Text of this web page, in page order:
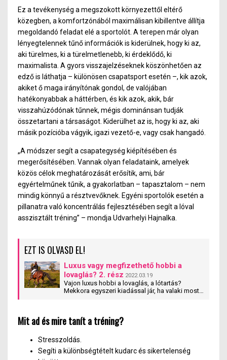
Ez a tevékenység a megszokott környezettől eltérő
közegben, a komfortzónából maximálisan kibillentve állítja
megoldandó feladat elé a sportolót. A terepen már olyan
lényegtelennek tűnő információk is kiderülnek, hogy ki az,
aki türelmes, ki a türelmetlenebb, ki érdeklődő, ki
maximalista. A gyors visszajelzéseknek köszönhetően az
edző is láthatja – különösen csapatsport esetén –, kik azok,
akiket ő maga irányítónak gondol, de valójában
hatékonyabbak a háttérben, és kik azok, akik, bár
visszahúzódónak tűnnek, mégis dominánsan tudják
összetartani a társaságot. Kiderülhet az is, hogy ki az, aki
másik pozícióba vágyik, igazi vezető-e, vagy csak hangadó.
„A módszer segít a csapategység kiépítésében és
megerősítésében. Vannak olyan feladataink, amelyek
közös célok meghatározását erősítik, ami, bár
egyértelműnek tűnik, a gyakorlatban – tapasztalom – nem
mindig könnyű a résztvevőknek. Egyéni sportolók esetén a
pillanatra való koncentrálás fejlesztésében segít a lóval
asszisztált tréning” – mondja Udvarhelyi Hajnalka.
EZT IS OLVASD EL!
Luxus vagy megfizethető hobbi a
lovaglás? 2. rész 2022.03.19
Vajon luxus hobbi a lovaglás, a lótartás?
Mekkora egyszeri kiadással jár, ha valaki most
Mit ad és mire tanít a tréning?
Stresszoldás.
Segíti a különbségtételt kudarc és sikertelenség